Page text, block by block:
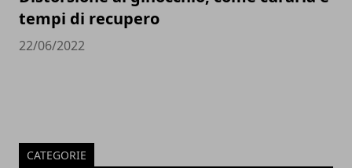
tempi di recupero
22/06/2022
CATEGORIE